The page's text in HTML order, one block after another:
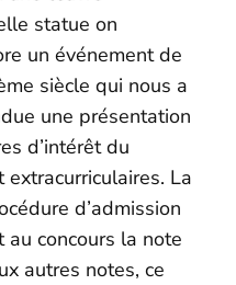
statue on
un événement de
siècle qui nous a
une présentation
d’intérêt du
La
d’admission
au concours la note
autres notes, ce